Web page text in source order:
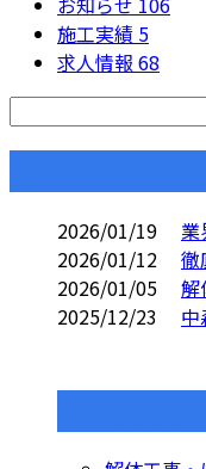
施工実績 5
求人情報 68
2026/01/19
2026/01/12
徹
2026/01/05
解
2025/12/23